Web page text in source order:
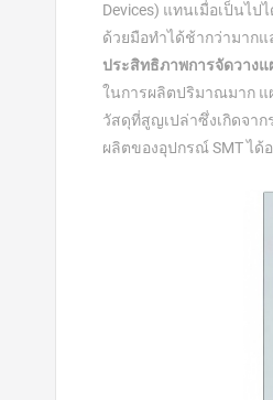
Devices) แทนเมื่อเป็นไ
ด้วยมือทำได้ช้ากว่ามาก
ประสิทธิภาพการจัดวางแ
ในการผลิตปริมาณมาก แ
วัสดุที่สูญเปล่าซึ่งเกิดจา
ผลิตของอุปกรณ์ SMT ได้